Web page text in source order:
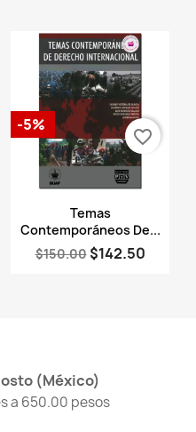
Vista rápida
Temas
Contemporáneos De...
$150.00 $142.50
-5%
favorite_border
(México)
a 650.00 pesos